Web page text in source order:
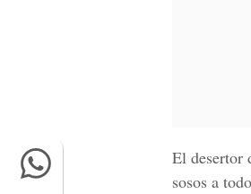
El desertor
sosos a